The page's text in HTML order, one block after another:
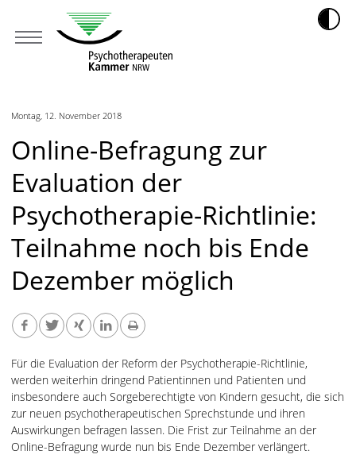
Montag, 12. November 2018
Online-Befragung zur
Evaluation der
Psychotherapie-Richtlinie:
Teilnahme noch bis Ende
Dezember möglich
Für die Evaluation der Reform der Psychotherapie-Richtlinie,
werden weiterhin dringend Patientinnen und Patienten und
insbesondere auch Sorgeberechtigte von Kindern gesucht, die sich
zur neuen psychotherapeutischen Sprechstunde und ihren
Auswirkungen befragen lassen. Die Frist zur Teilnahme an der
Online-Befragung wurde nun bis Ende Dezember verlängert.